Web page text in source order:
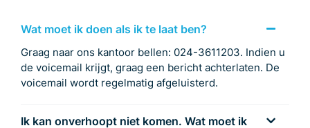
Wat moet ik doen als ik te laat ben?
Graag naar ons kantoor bellen: 024-3611203. Indien u
de voicemail krijgt, graag een bericht achterlaten. De
voicemail wordt regelmatig afgeluisterd.
Ik kan onverhoopt niet komen. Wat moet ik